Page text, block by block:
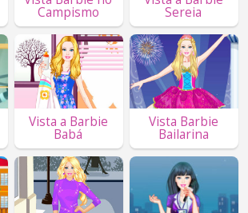
Campismo Sereia
Vista a Barbie
Babá
Vista Barbie
Bailarina